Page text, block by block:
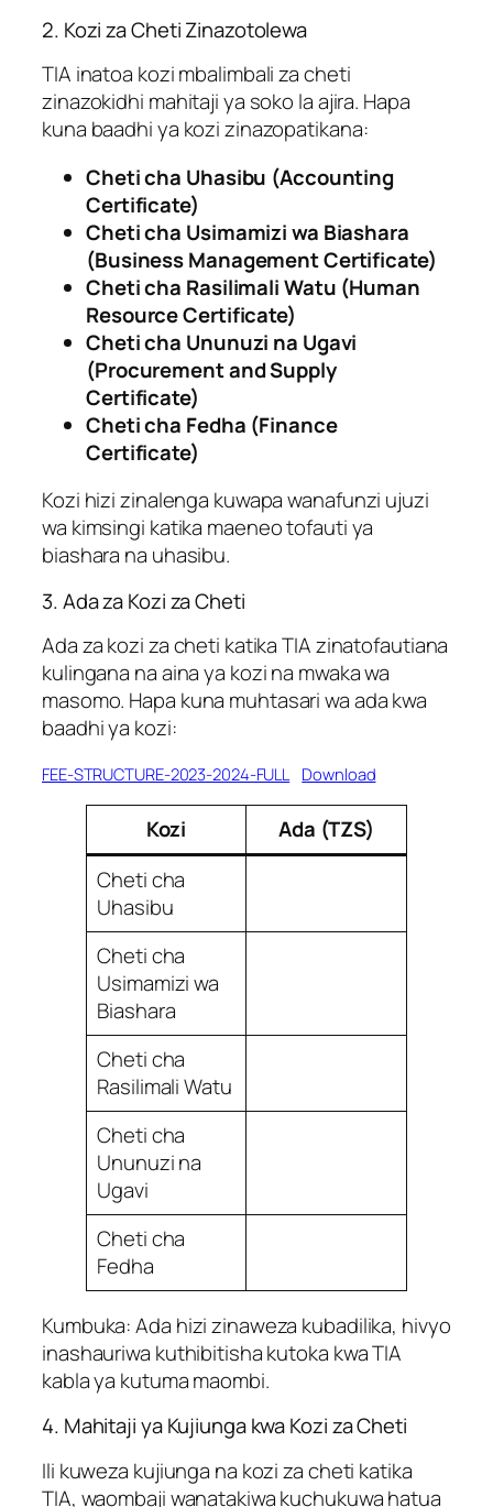
2. Kozi za Cheti Zinazotolewa
TIA inatoa kozi mbalimbali za cheti
zinazokidhi mahitaji ya soko la ajira. Hapa
kuna baadhi ya kozi zinazopatikana:
Cheti cha Uhasibu (Accounting
Certificate)
Cheti cha Usimamizi wa Biashara
(Business Management Certificate)
Cheti cha Rasilimali Watu (Human
Resource Certificate)
Cheti cha Ununuzi na Ugavi
(Procurement and Supply
Certificate)
Cheti cha Fedha (Finance
Certificate)
Kozi hizi zinalenga kuwapa wanafunzi ujuzi
wa kimsingi katika maeneo tofauti ya
biashara na uhasibu.
3. Ada za Kozi za Cheti
Ada za kozi za cheti katika TIA zinatofautiana
kulingana na aina ya kozi na mwaka wa
masomo. Hapa kuna muhtasari wa ada kwa
baadhi ya kozi:
FEE-STRUCTURE-2023-2024-FULL Download
Kozi
Ada (TZS)
Cheti cha
Uhasibu
Cheti cha
Usimamizi wa
Biashara
Cheti cha
Rasilimali Watu
Cheti cha
Ununuzi na
Ugavi
Cheti cha
Fedha
Kumbuka: Ada hizi zinaweza kubadilika, hivyo
inashauriwa kuthibitisha kutoka kwa TIA
kabla ya kutuma maombi.
4. Mahitaji ya Kujiunga kwa Kozi za Cheti
Ili kuweza kujiunga na kozi za cheti katika
TIA, waombaji wanatakiwa kuchukuwa hatua